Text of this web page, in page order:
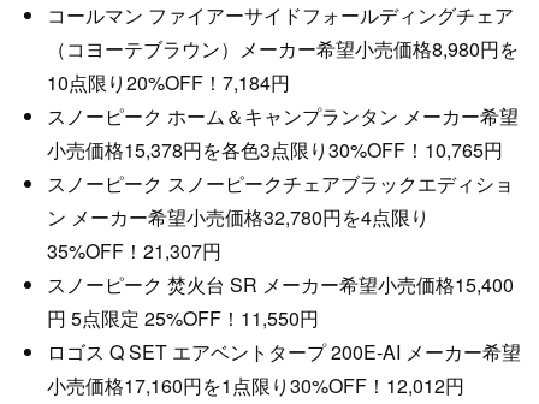
コールマン ファイアーサイドフォールディングチェア
（コヨーテブラウン）メーカー希望小売価格8,980円を
10点限り20%OFF！7,184円
スノーピーク ホーム＆キャンプランタン メーカー希望
小売価格15,378円を各色3点限り30%OFF！10,765円
スノーピーク スノーピークチェアブラックエディショ
ン メーカー希望小売価格32,780円を4点限り
35%OFF！21,307円
スノーピーク 焚火台 SR メーカー希望小売価格15,400
円 5点限定 25%OFF！11,550円
ロゴス Q SET エアベントタープ 200E-AI メーカー希望
小売価格17,160円を1点限り30%OFF！12,012円